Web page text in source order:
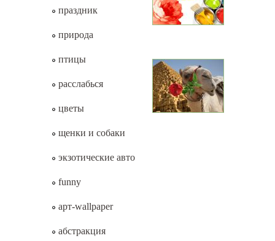
праздник
природа
птицы
расслабься
цветы
щенки и собаки
экзотические авто
funny
арт-wallpaper
абстракция